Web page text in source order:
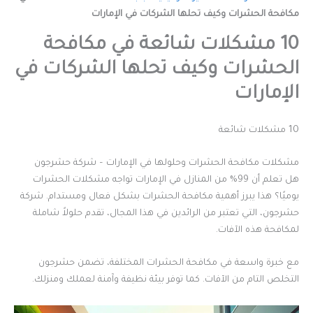
مكافحة الحشرات وكيف تحلها الشركات في الإمارات
10 مشكلات شائعة في مكافحة
الحشرات وكيف تحلها الشركات في
الإمارات
10 مشكلات شائعة
مشكلات مكافحة الحشرات وحلولها في الإمارات – شركة حشرجون
هل تعلم أن 99% من المنازل في الإمارات تواجه مشكلات الحشرات
يوميًا؟ هذا يبرز أهمية مكافحة الحشرات بشكل فعال ومستدام. شركة
حشرجون، التي تعتبر من الرائدين في هذا المجال، تقدم حلولاً شاملة
لمكافحة هذه الآفات.
مع خبرة واسعة في مكافحة الحشرات المختلفة، تضمن حشرجون
التخلص التام من الآفات. كما توفر بيئة نظيفة وآمنة لعملك ومنزلك.